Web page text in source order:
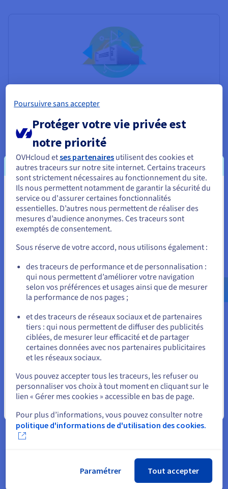
contrôle
Les serveurs non managés d’OVHcloud (VPS, Bare
Metal et Eco) sont pensés pour les organisations
souhaitant davantage de contrôle ainsi que la
liberté de personnaliser et d’évoluer en fonction de
leurs besoins.
En savoir plus
Gérez l'activité de votre base de données avec
le contrôle des accès
Accordez l’accès aux utilisatrices et utilisateurs autorisés,
donnez des permissions et empêchez les personnes
indésirables d'accéder à votre base de données grâce au
contrôle des accès.
Maintenez vos opérations en ligne avec une
En cas d’incident, votre base de données peut être
rapidement restaurée grâce à des sauvegardes automatisées.
L’impact sur la continuité d’activité est donc réduit.
Gardez une longueur d’avance sur les menaces
monitorée 24 h/24, 7 j/7 et régulièrement mise à jour avec des
correctifs de sécurité.
Vous semblez être localisé en États-
Unis.
Pour commander, rendez-vous sur le site de votre pays (États-
Allez sur le site États-Unis
us.ovhcloud.com/
Anglais USD - $
ou
Rester sur le site actuel
Sélectionner un autre site web
Poursuivre sans accepter
Protéger votre vie privée est
notre priorité
OVHcloud etses partenaires utilisent des cookies et
autres traceurs sur notre site internet. Certains traceurs
sont strictement nécessaires au fonctionnement du site.
Ils nous permettent notamment de garantir la sécurité du
service ou d'assurer certaines fonctionnalités
essentielles. D’autres nous permettent de réaliser des
mesures d’audience anonymes. Ces traceurs sont
exemptés de consentement.
Sous réserve de votre accord, nous utilisons également :
des traceurs de performance et de personnalisation :
qui nous permettent d’améliorer votre navigation
selon vos préférences et usages ainsi que de mesurer
la performance de nos pages ;
et des traceurs de réseaux sociaux et de partenaires
tiers : qui nous permettent de diffuser des publicités
ciblées, de mesurer leur efficacité et de partager
certaines données avec nos partenaires publicitaires
et les réseaux sociaux.
Vous pouvez accepter tous les traceurs, les refuser ou
personnaliser vos choix à tout moment en cliquant sur le
lien « Gérer mes cookies » accessible en bas de page.
Pour plus d’informations, vous pouvez consulter notre
politique d'informations de d'utilisation des cookies.
Paramétrer Tout accepter